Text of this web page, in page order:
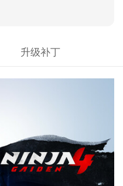
升级补丁